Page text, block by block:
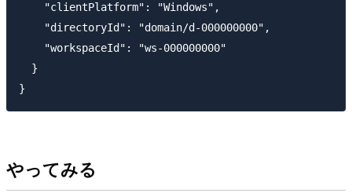
    "clientPlatform": "Windows",
    "directoryId": "domain/d-000000000",
    "workspaceId": "ws-000000000"
  }
}
やってみる